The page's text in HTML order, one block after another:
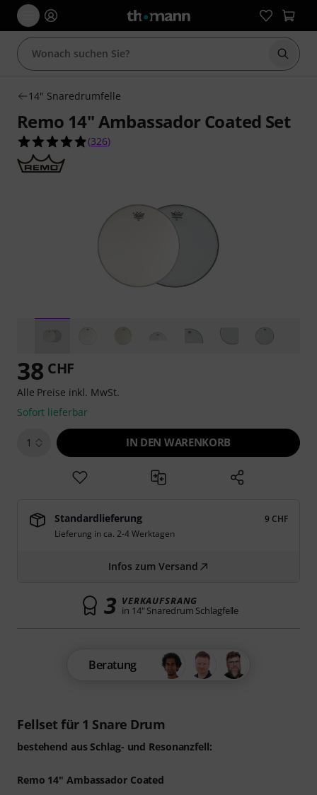
Suche
14" Snaredrumfelle
Remo 14" Ambassador Coated Set
4.9 von 5 Sternen aus 326 Kundenbewertungen
(326)
Fellset für 1 Snare Drum
bestehend aus Schlag- und Resonanzfell:
Remo 14" Ambassador Coated
38 CHF
Alle Preise inkl. MwSt.
Sofort lieferbar
1 IN DEN WARENKORB
Standardlieferung
9 CHF
Lieferung in ca. 2-4 Werktagen
Infos zum Versand
3 VERKAUFSRANG
in 14" Snaredrum Schlagfelle
Beratung